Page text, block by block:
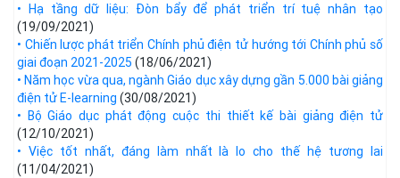
• Hạ tầng dữ liệu: Đòn bẩy để phát triển trí tuệ nhân tạo
(19/09/2021)
• Chiến lược phát triển Chính phủ điện tử hướng tới Chính phủ số
giai đoạn 2021-2025 (18/06/2021)
• Năm học vừa qua, ngành Giáo dục xây dựng gần 5.000 bài giảng
điện tử E-learning (30/08/2021)
• Bộ Giáo dục phát động cuộc thi thiết kế bài giảng điện tử
(12/10/2021)
• Việc tốt nhất, đáng làm nhất là lo cho thế hệ tương lai
(11/04/2021)